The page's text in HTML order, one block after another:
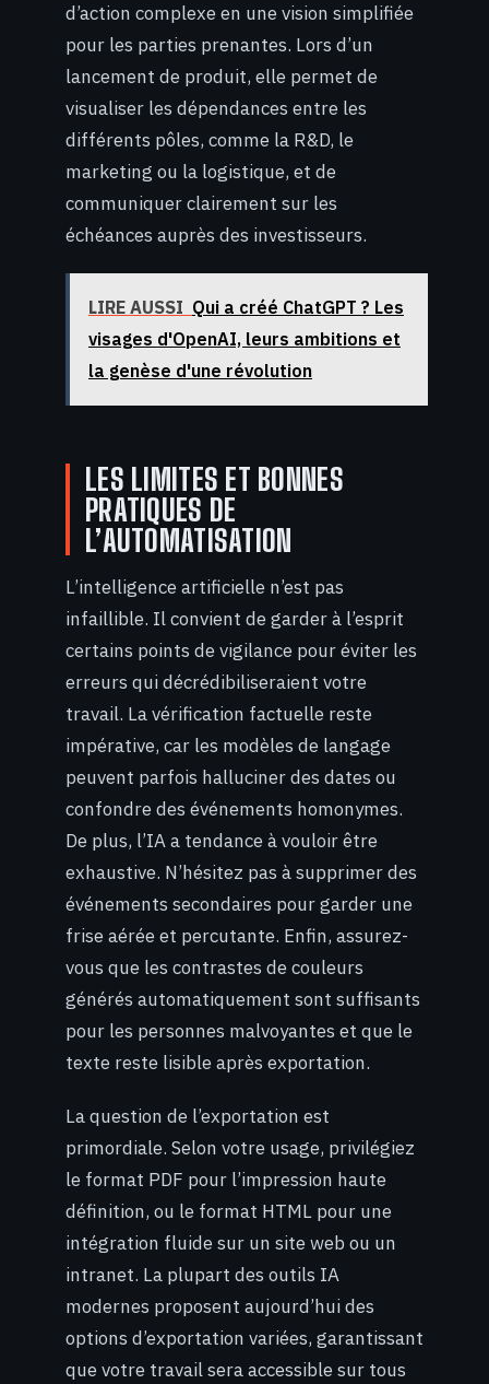
d’action complexe en une vision simplifiée
pour les parties prenantes. Lors d’un
lancement de produit, elle permet de
visualiser les dépendances entre les
différents pôles, comme la R&D, le
marketing ou la logistique, et de
communiquer clairement sur les
échéances auprès des investisseurs.
LIRE AUSSI Qui a créé ChatGPT ? Les
visages d'OpenAI, leurs ambitions et
la genèse d'une révolution
LES LIMITES ET BONNES
PRATIQUES DE
L’AUTOMATISATION
L’intelligence artificielle n’est pas
infaillible. Il convient de garder à l’esprit
certains points de vigilance pour éviter les
erreurs qui décrédibiliseraient votre
travail. La vérification factuelle reste
impérative, car les modèles de langage
peuvent parfois halluciner des dates ou
confondre des événements homonymes.
De plus, l’IA a tendance à vouloir être
exhaustive. N’hésitez pas à supprimer des
événements secondaires pour garder une
frise aérée et percutante. Enfin, assurez-
vous que les contrastes de couleurs
générés automatiquement sont suffisants
pour les personnes malvoyantes et que le
texte reste lisible après exportation.
La question de l’exportation est
primordiale. Selon votre usage, privilégiez
le format PDF pour l’impression haute
définition, ou le format HTML pour une
intégration fluide sur un site web ou un
intranet. La plupart des outils IA
modernes proposent aujourd’hui des
options d’exportation variées, garantissant
que votre travail sera accessible sur tous